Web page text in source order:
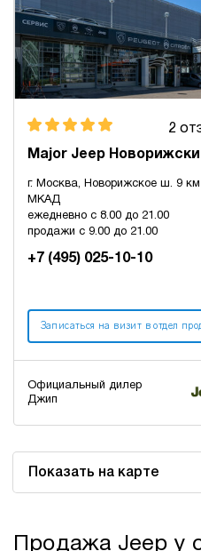
Показать на карте
2
Major Jeep
г. Москва, Новорижское ш. 9 км
МКАД
ежедневно с 8.00 до 21.00
продажи с 9.00 до 21.00
+7 (495) 025-10-10
Записаться на визит в отдел
Официальный дилер
Джип
Продажа Jeep у